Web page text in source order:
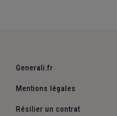
Generali.fr
Mentions légales
Résilier un contrat